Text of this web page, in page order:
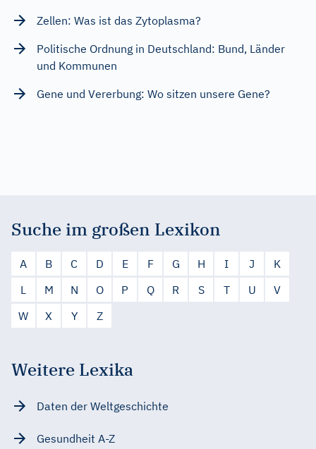
Zellen: Was ist das Zytoplasma?
Politische Ordnung in Deutschland: Bund, Länder
und Kommunen
Gene und Vererbung: Wo sitzen unsere Gene?
Suche im großen Lexikon
A B C D E F G H I J
K
L
M N O P Q R S T U
V
W
X Y Z
Weitere Lexika
Daten der Weltgeschichte
Gesundheit A-Z